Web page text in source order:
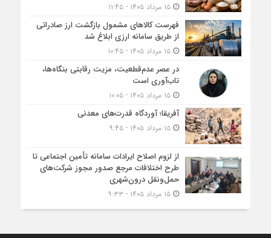
۱۵ مرداد ۱۴۰۵ - ۱۱:۴۵
فهرست کالاهای مشمول بازگشت ارز صادراتی
از طریق سامانه ارزی ابلاغ شد
۱۵ مرداد ۱۴۰۵ - ۱۰:۴۵
در عصر عدم‌قطعیت، مزیت رقابتی بنگاه‌ها،
تاب‌آوری است
۱۵ مرداد ۱۴۰۵ - ۱۰:۰۵
آفریقا؛ آوردگاه قدرت‌های معدنی
۱۵ مرداد ۱۴۰۵ - ۹:۴۵
از لزوم اصلاح ایرادات سامانه تأمین اجتماعی تا
طرح اختلافات مرجع صدور مجوز شرکت‌های
حمل‌ونقل درون‌شهری
۱۵ مرداد ۱۴۰۵ - ۹:۳۳